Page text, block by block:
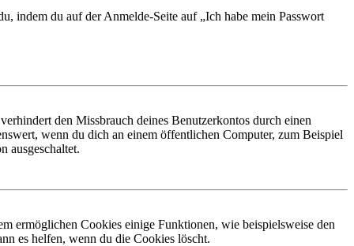
indem du auf der Anmelde-Seite auf „Ich habe mein Passwort
den Missbrauch deines Benutzerkontos durch einen
wenn du dich an einem öffentlichen Computer, zum Beispiel
ausgeschaltet.
ermöglichen Cookies einige Funktionen, wie beispielsweise den
es helfen, wenn du die Cookies löscht.